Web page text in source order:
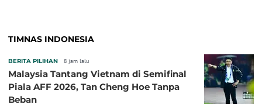
TIMNAS INDONESIA
BERITA PILIHAN 8 jam lalu
Malaysia Tantang Vietnam di Semifinal
Piala AFF 2026, Tan Cheng Hoe Tanpa
Beban